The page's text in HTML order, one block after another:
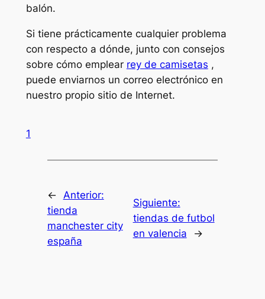
balón.
Si tiene prácticamente cualquier problema
con respecto a dónde, junto con consejos
sobre cómo emplear rey de camisetas ,
puede enviarnos un correo electrónico en
nuestro propio sitio de Internet.
1
←
Anterior:
tienda
manchester city
españa
Siguiente:
tiendas de futbol
en valencia
→